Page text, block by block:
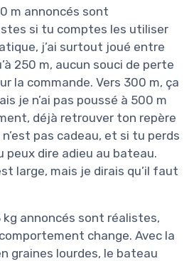
m annoncés sont
si tu comptes les utiliser
j’ai surtout joué entre
250 m, aucun souci de perte
la commande. Vers 300 m, ça
je n’ai pas poussé à 500 m
déjà retrouver ton repère
pas cadeau, et si tu perds
peux dire adieu au bateau.
large, mais je dirais qu’il faut
kg annoncés sont réalistes,
change. Avec la
graines lourdes, le bateau